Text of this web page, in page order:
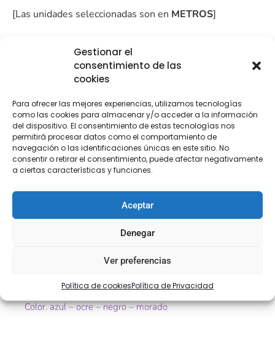
Gestionar el
consentimiento de las
cookies
Para ofrecer las mejores experiencias, utilizamos tecnologías
como las cookies para almacenar y/o acceder a la información
del dispositivo. El consentimiento de estas tecnologías nos
permitirá procesar datos como el comportamiento de
navegación o las identificaciones únicas en este sitio. No
consentir o retirar el consentimiento, puede afectar negativamente
a ciertas características y funciones.
Aceptar
Denegar
Ver preferencias
Política de cookiesPolítica de Privacidad
[Las unidades seleccionadas son en METROS]
SEGURA
Descripción Información adicional
Descripción
Fleco de ante en varios colores
Color. azul – ocre – negro – morado